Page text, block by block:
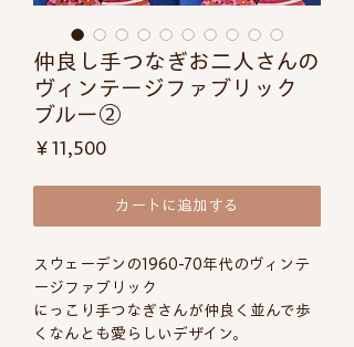
仲良し手つなぎお二人さんの
ヴィンテージファブリック
ブルー②
￥11,500価
カートに追加する
スウェーデンの1960-70年代のヴィンテ
ージファブリック
にっこり手つなぎさんが仲良く並んで歩
くなんとも愛らしいデザイン。